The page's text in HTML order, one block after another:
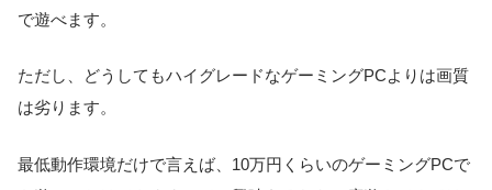
で遊べます。
ただし、どうしてもハイグレードなゲーミングPCよりは画質
は劣ります。
最低動作環境だけで言えば、10万円くらいのゲーミングPCで